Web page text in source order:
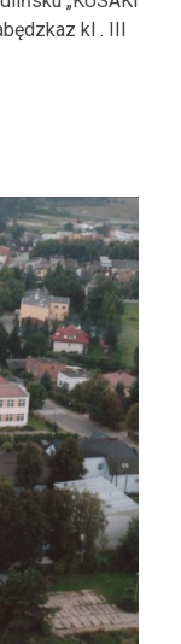
kl . III